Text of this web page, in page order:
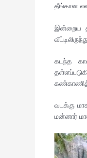
தீங்கான
இன்றைய
கடந்த
வடக்கு
மன்னார்